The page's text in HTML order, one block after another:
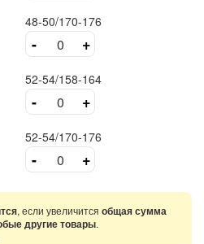
48-50/170-176
- +
52-54/158-164
- +
52-54/170-176
- +
, если увеличится общая сумма
другие товары.